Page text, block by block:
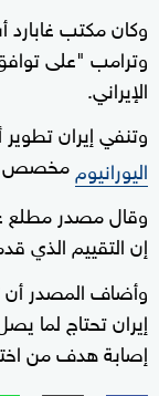
وكان مكتب غابارد
وترامب "على
الإيراني.
وتنفي إيران
اليورانيوممخصص
وقال مصدر مطلع
إن التقييم الذي
وأضاف المصدر أن
إصابة هدف من